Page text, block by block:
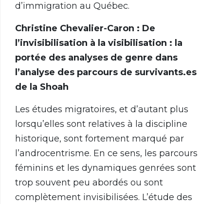
d’immigration au Québec.
Christine Chevalier-Caron : De
l’invisibilisation à la visibilisation : la
portée des analyses de genre dans
l’analyse des parcours de survivants.es
de la Shoah
Les études migratoires, et d’autant plus
lorsqu’elles sont relatives à la discipline
historique, sont fortement marqué par
l’androcentrisme. En ce sens, les parcours
féminins et les dynamiques genrées sont
trop souvent peu abordés ou sont
complètement invisibilisées. L’étude des